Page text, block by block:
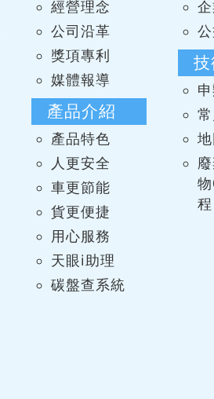
經營理念
公司沿革
獎項專利
媒體報導
產品介紹
產品特色
人更安全
車更節能
貨更便捷
用心服務
天眼i助理
碳盤查系統
技
程